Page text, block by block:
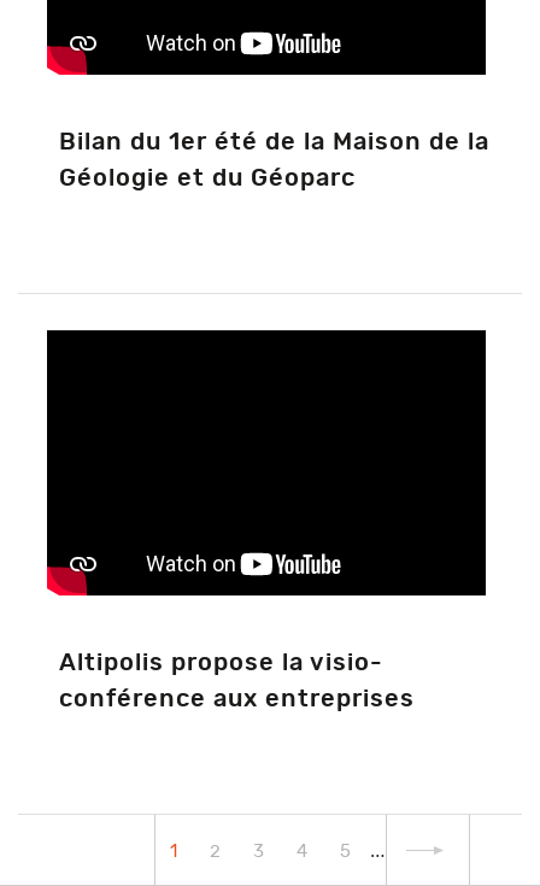
Bilan du 1er été de la Maison de la
Géologie et du Géoparc
Altipolis propose la visio-
conférence aux entreprises
1 2 3 4 5 …